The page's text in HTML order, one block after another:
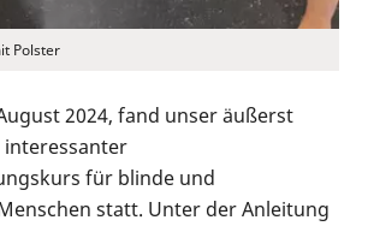
Polster
2024, fand unser äußerst
für blinde und
statt. Unter der Anleitung